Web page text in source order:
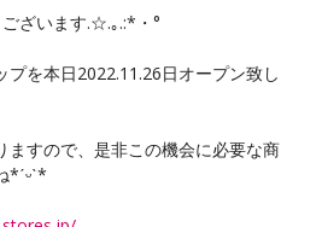
ざいます.☆.｡.:*・°
プを本日2022.11.26日オープン致し
ますので、是非この機会に必要な商
*ˊᵕˋ*